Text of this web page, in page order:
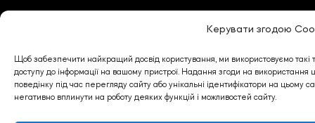
Керувати згодою
Щоб забезпечити найкращий досвід користування, ми використовуємо такі
доступу до інформації на вашому пристрої. Надання згоди на використання
поведінку під час перегляду сайту або унікальні ідентифікатори на цьому
негативно вплинути на роботу деяких функцій і можливостей сайту.